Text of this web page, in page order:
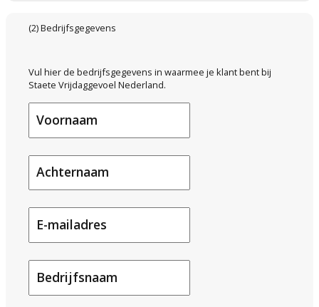
(2) Bedrijfsgegevens
Vul hier de bedrijfsgegevens in waarmee je klant bent bij
Staete Vrijdaggevoel Nederland.
Voornaam
Achternaam
E-mailadres
Bedrijfsnaam